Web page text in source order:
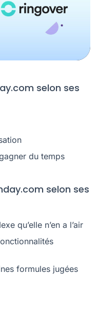
selon ses
du temps
selon ses
qu’elle n’en a l’air
formules jugées